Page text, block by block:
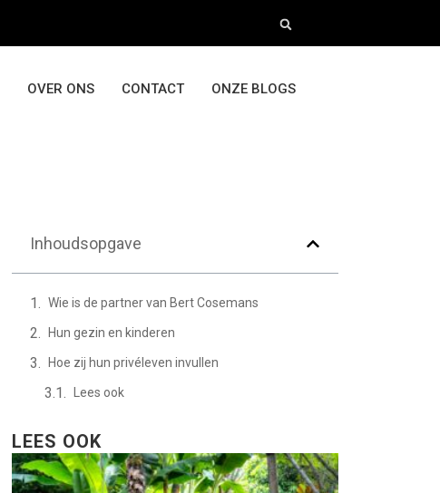
OVER ONS CONTACT ONZE BLOGS
Inhoudsopgave
Wie is de partner van Bert Cosemans
Hun gezin en kinderen
Hoe zij hun privéleven invullen
Lees ook
LEES OOK